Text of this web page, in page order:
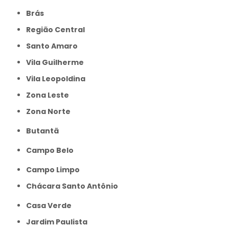
Brás
Região Central
Santo Amaro
Vila Guilherme
Vila Leopoldina
Zona Leste
Zona Norte
Butantã
Campo Belo
Campo Limpo
Chácara Santo Antônio
Casa Verde
Jardim Paulista